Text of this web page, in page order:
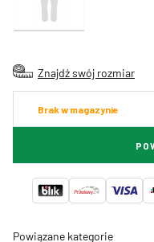
Znajdź swój rozmiar
Brak w magazynie
Powiązane kategorie